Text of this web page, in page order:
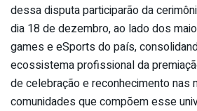
dessa disputa participarão da
dia 18 de dezembro, ao lado dos
games e eSports do país,
ecossistema profissional da
de celebração e reconhecimento nas
comunidades que compõem esse